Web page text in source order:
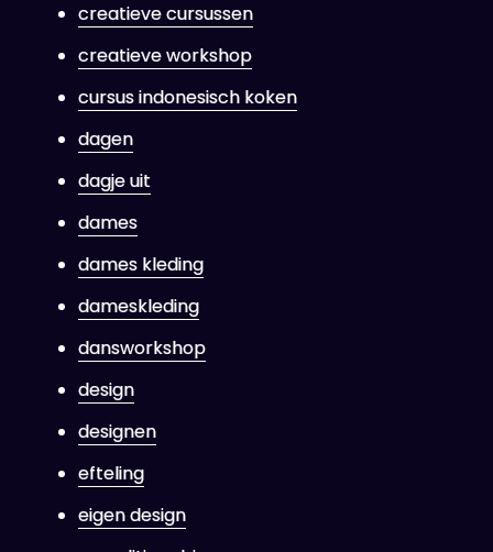
creatieve cursussen
creatieve workshop
cursus indonesisch koken
dagen
dagje uit
dames
dames kleding
dameskleding
dansworkshop
design
designen
efteling
eigen design